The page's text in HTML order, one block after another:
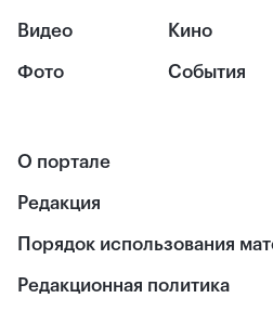
Видео
Фото
Кино
События
О портале
Редакция
Порядок использования
Редакционная политика